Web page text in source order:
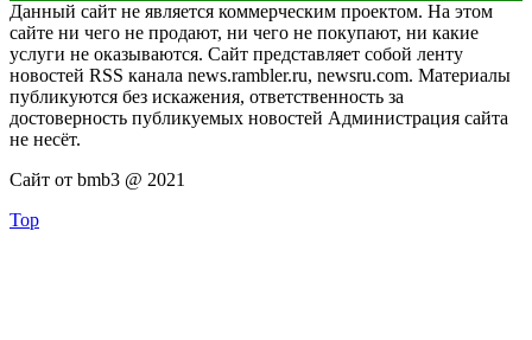
Данный сайт не является коммерческим проектом. На этом
сайте ни чего не продают, ни чего не покупают, ни какие
услуги не оказываются. Сайт представляет собой ленту
новостей RSS канала news.rambler.ru, newsru.com. Материалы
публикуются без искажения, ответственность за
достоверность публикуемых новостей Администрация сайта
не несёт.
Сайт от bmb3 @ 2021
Top